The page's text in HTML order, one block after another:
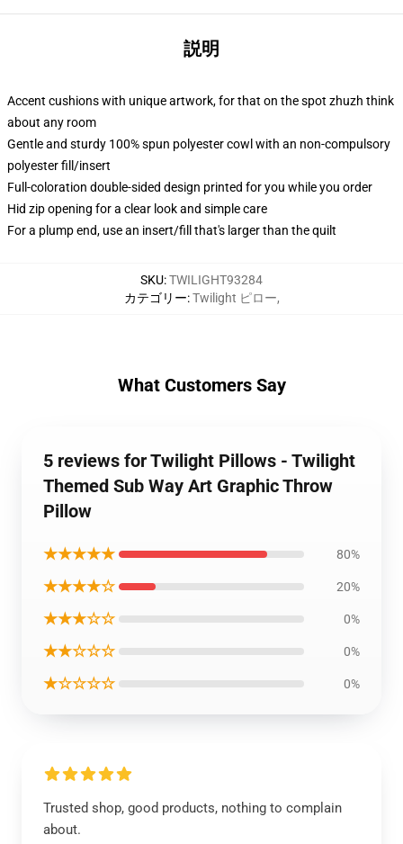
説明
Accent cushions with unique artwork, for that on the spot zhuzh think
about any room
Gentle and sturdy 100% spun polyester cowl with an non-compulsory
polyester fill/insert
Full-coloration double-sided design printed for you while you order
Hid zip opening for a clear look and simple care
For a plump end, use an insert/fill that's larger than the quilt
SKU:TWILIGHT93284
カテゴリー:Twilight ピロー,
What Customers Say
5 reviews for Twilight Pillows - Twilight
Themed Sub Way Art Graphic Throw
Pillow
★★★★★ 80%
★★★★☆ 20%
★★★☆☆ 0%
★★☆☆☆ 0%
★☆☆☆☆ 0%
Trusted shop, good products, nothing to complain
about.